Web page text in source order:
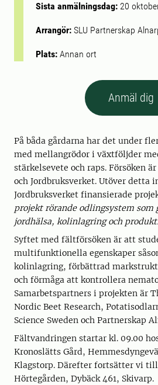
Sista anmälningsdag: 20
Arrangör: SLU Partnerskap
Plats: Annan ort
Anmäl dig
På båda gårdarna har det under
med mellangrödor i växtföljder
stärkelsevete och raps. Försöken
och Jordbruksverket. Utöver detta
Jordbruksverket finansierade
projekt rörande odlingsystem som
jordhälsa, kolinlagring och
Syftet med fältförsöken är att
multifunktionella egenskaper
kolinlagring, förbättrad
och förmåga att kontrollera
Samarbetspartners i projekten är
Nordic Beet Research,
Science Sweden och Partnerskap
Fältvandringen startar kl. 09.00
Kronoslätts Gård,
Klagstorp. Därefter fortsätter vi till
Hörtegården, Dybäck 461, Skivarp.